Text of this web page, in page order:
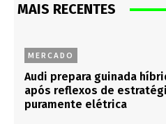
MAIS RECENTES
MERCADO
Audi prepara guinada
após reflexos de
puramente elétrica